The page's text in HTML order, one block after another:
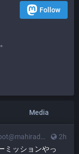
Follow
Media
2h
ミッションやっ